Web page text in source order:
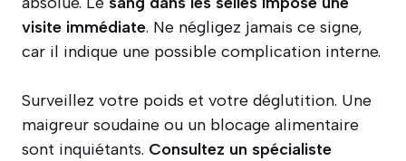
visite immédiate. Ne négligez jamais ce signe,
car il indique une possible complication interne.
Surveillez votre poids et votre déglutition. Une
maigreur soudaine ou un blocage alimentaire
sont inquiétants. Consultez un spécialiste